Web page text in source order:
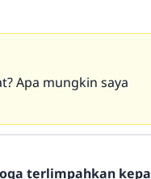
Apa mungkin saya
terlimpahkan